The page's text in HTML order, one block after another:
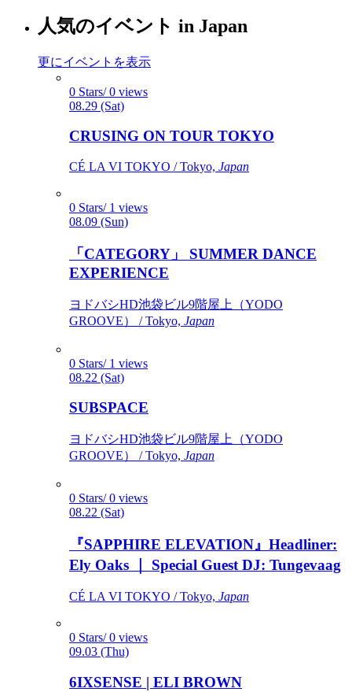
人気のイベント in Japan
更にイベントを表示
0 Stars/ 0 views
08.29 (Sat)
CRUSING ON TOUR TOKYO
CÉ LA VI TOKYO / Tokyo, Japan
0 Stars/ 1 views
08.09 (Sun)
「CATEGORY」 SUMMER DANCE
EXPERIENCE
ヨドバシHD池袋ビル9階屋上（YODO
GROOVE） / Tokyo, Japan
0 Stars/ 1 views
08.22 (Sat)
SUBSPACE
ヨドバシHD池袋ビル9階屋上（YODO
GROOVE） / Tokyo, Japan
0 Stars/ 0 views
08.22 (Sat)
『SAPPHIRE ELEVATION』Headliner:
Ely Oaks ｜ Special Guest DJ: Tungevaag
CÉ LA VI TOKYO / Tokyo, Japan
0 Stars/ 0 views
09.03 (Thu)
6IXSENSE | ELI BROWN